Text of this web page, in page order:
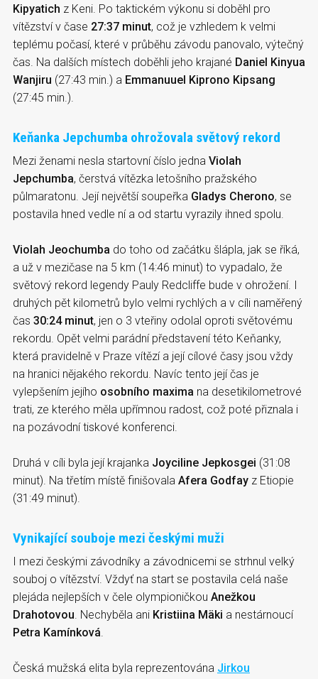
Kipyatich z Keni. Po taktickém výkonu si doběhl pro
vítězství v čase 27:37 minut, což je vzhledem k velmi
teplému počasí, které v průběhu závodu panovalo, výtečný
čas. Na dalších místech doběhli jeho krajané Daniel Kinyua
Wanjiru (27:43 min.) a Emmanuuel Kiprono Kipsang
(27:45 min.).
Keňanka Jepchumba ohrožovala světový rekord
Mezi ženami nesla startovní číslo jedna Violah
Jepchumba, čerstvá vítězka letošního pražského
půlmaratonu. Její největší soupeřka Gladys Cherono, se
postavila hned vedle ní a od startu vyrazily ihned spolu.
Violah Jeochumba do toho od začátku šlápla, jak se říká,
a už v mezičase na 5 km (14:46 minut) to vypadalo, že
světový rekord legendy Pauly Redcliffe bude v ohrožení. I
druhých pět kilometrů bylo velmi rychlých a v cíli naměřený
čas 30:24 minut, jen o 3 vteřiny odolal oproti světovému
rekordu. Opět velmi parádní představení této Keňanky,
která pravidelně v Praze vítězí a její cílové časy jsou vždy
na hranici nějakého rekordu. Navíc tento její čas je
vylepšením jejího osobního maxima na desetikilometrové
trati, ze kterého měla upřímnou radost, což poté přiznala i
na pozávodní tiskové konferenci.
Druhá v cíli byla její krajanka Joyciline Jepkosgei (31:08
minut). Na třetím místě finišovala Afera Godfay z Etiopie
(31:49 minut).
Vynikající souboje mezi českými muži
I mezi českými závodníky a závodnicemi se strhnul velký
souboj o vítězství. Vždyť na start se postavila celá naše
plejáda nejlepších v čele olympioničkou Anežkou
Drahotovou . Nechyběla ani Kristiina Mäki a nestárnoucí
Petra Kamínková
Česká mužská elita byla reprezentována Jirkou